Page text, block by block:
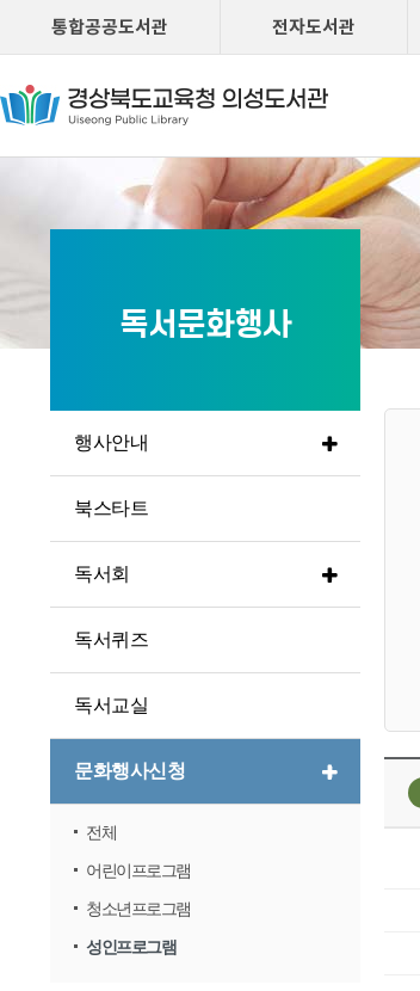
통합공공도서관 전자도서관
독서문화행사
행사안내
북스타트
독서회
독서퀴즈
독서교실
문화행사신청
전체
어린이프로그램
청소년프로그램
성인프로그램